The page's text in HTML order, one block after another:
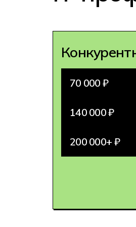
70 000 ₽
140 000 ₽
200 000+ ₽